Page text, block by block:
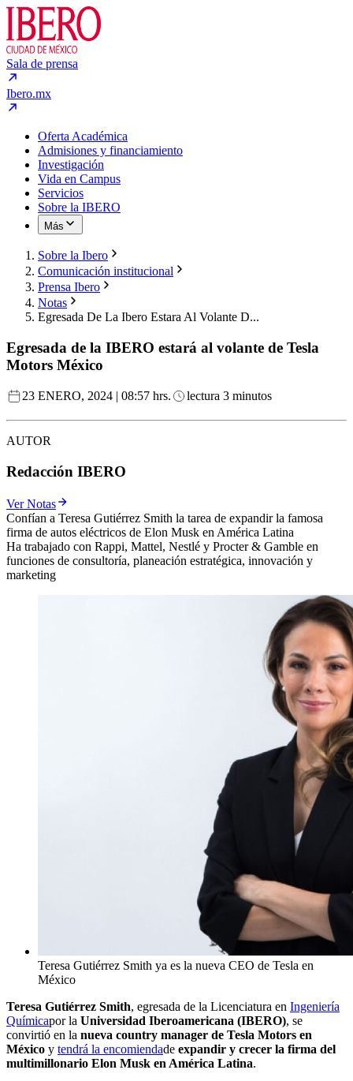
Sala de prensa
Ibero.mx
Oferta Académica
Admisiones y financiamiento
Investigación
Vida en Campus
Servicios
Sobre la IBERO
Más
Sobre la Ibero
Comunicación institucional
Prensa Ibero
Notas
Egresada De La Ibero Estara Al Volante D...
Egresada de la IBERO estará al volante de Tesla
Motors México
23 ENERO, 2024 | 08:57 hrs. lectura 3 minutos
AUTOR
Redacción IBERO
Ver Notas
Confían a Teresa Gutiérrez Smith la tarea de expandir la famosa
firma de autos eléctricos de Elon Musk en América Latina
Ha trabajado con Rappi, Mattel, Nestlé y Procter & Gamble en
funciones de consultoría, planeación estratégica, innovación y
marketing
Teresa Gutiérrez Smith ya es la nueva CEO de Tesla en
México
Teresa Gutiérrez Smith, egresada de la Licenciatura en Ingeniería
Químicapor la Universidad Iberoamericana (IBERO), se
convirtió en la nueva country manager de Tesla Motors en
México y tendrá la encomiendade expandir y crecer la firma del
multimillonario Elon Musk en América Latina.